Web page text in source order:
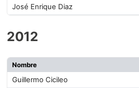
José Enrique Diaz
2012
Nombre
Guillermo Cicileo